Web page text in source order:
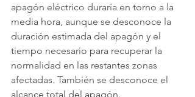
apagón eléctrico duraría en torno a la
media hora, aunque se desconoce la
duración estimada del apagón y el
tiempo necesario para recuperar la
normalidad en las restantes zonas
afectadas. También se desconoce el
alcance total del apagón.